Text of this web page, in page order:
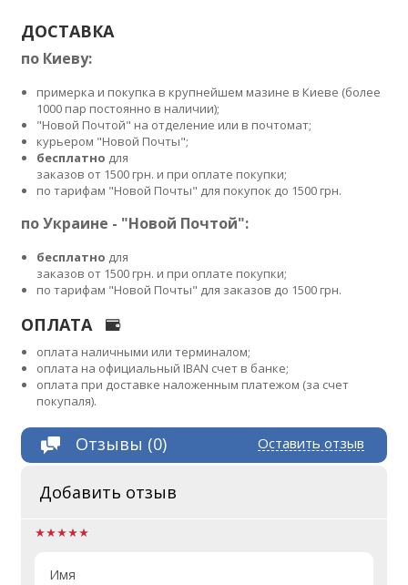
ДОСТАВКА
по Киеву:
примерка и покупка в крупнейшем мазине в Киеве (более
1000 пар постоянно в наличии);
"Новой Почтой" на отделение или в почтомат;
курьером "Новой Почты";
бесплатно для
заказов от 1500 грн. и при оплате покупки;
по тарифам "Новой Почты" для покупок до 1500 грн.
по Украине - "Новой Почтой":
бесплатно для
заказов от 1500 грн. и при оплате покупки;
по тарифам "Новой Почты" для заказов до 1500 грн.
ОПЛАТА
оплата наличными или терминалом;
оплата на официальный IBAN счет в банке;
оплата при доставке наложенным платежом (за счет
покупаля).
Оставить отзыв
Отзывы (0)
Добавить отзыв
Имя